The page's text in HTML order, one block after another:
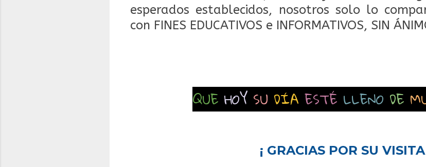
esperados establecidos, nosotros solo lo
con FINES EDUCATIVOS e INFORMATIVOS, SIN
QUE HOY SU DÍA ESTÉ LLENO DE
¡ GRACIAS POR SU